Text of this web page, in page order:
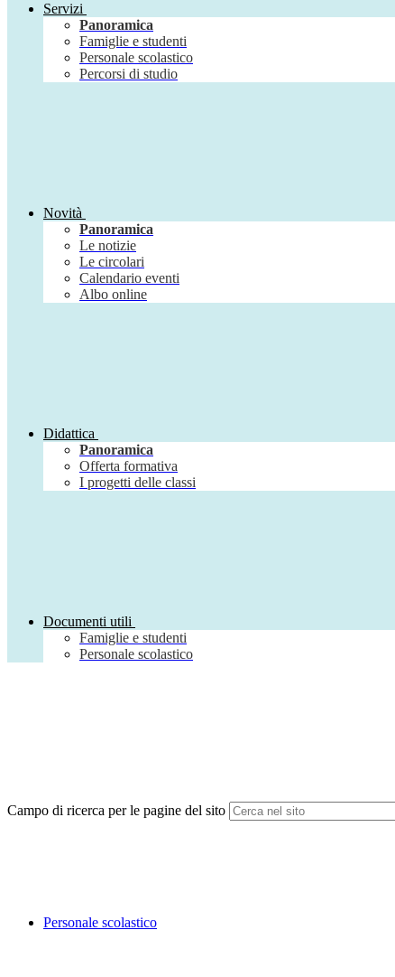
Servizi
Panoramica
Famiglie e studenti
Personale scolastico
Percorsi di studio
Novità
Panoramica
Le notizie
Le circolari
Calendario eventi
Albo online
Didattica
Panoramica
Offerta formativa
I progetti delle classi
Documenti utili
Famiglie e studenti
Personale scolastico
Campo di ricerca per le pagine del sito
Personale scolastico